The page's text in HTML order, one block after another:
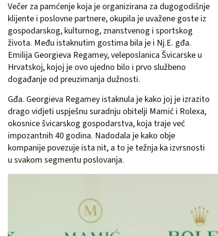
Večer za pamćenje koja je organizirana za dugogodišnje
klijente i poslovne partnere, okupila je uvažene goste iz
gospodarskog, kulturnog, znanstvenog i sportskog
života. Među istaknutim gostima bila je i Nj.E. gđa.
Emilija Georgieva Regamey, veleposlanica Švicarske u
Hrvatskoj, kojoj je ovo ujedno bilo i prvo službeno
događanje od preuzimanja dužnosti.
Gđa. Georgieva Regamey istaknula je kako joj je izrazito
drago vidjeti uspješnu suradnju obitelji Mamić i Rolexa,
okosnice švicarskog gospodarstva, koja traje već
impozantnih 40 godina. Nadodala je kako obje
kompanije povezuje ista nit, a to je težnja ka izvrsnosti
u svakom segmentu poslovanja.